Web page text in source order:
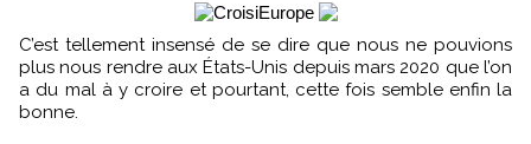
C’est tellement insensé de se dire que nous ne pouvions
plus nous rendre aux États-Unis depuis mars 2020 que l’on
a du mal à y croire et pourtant, cette fois semble enfin la
bonne.